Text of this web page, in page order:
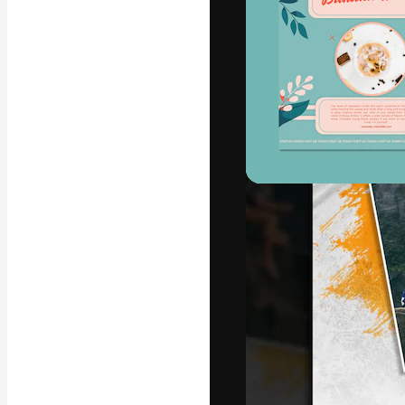
La piattaforma
migliori lavori.
creativi,
Italiano